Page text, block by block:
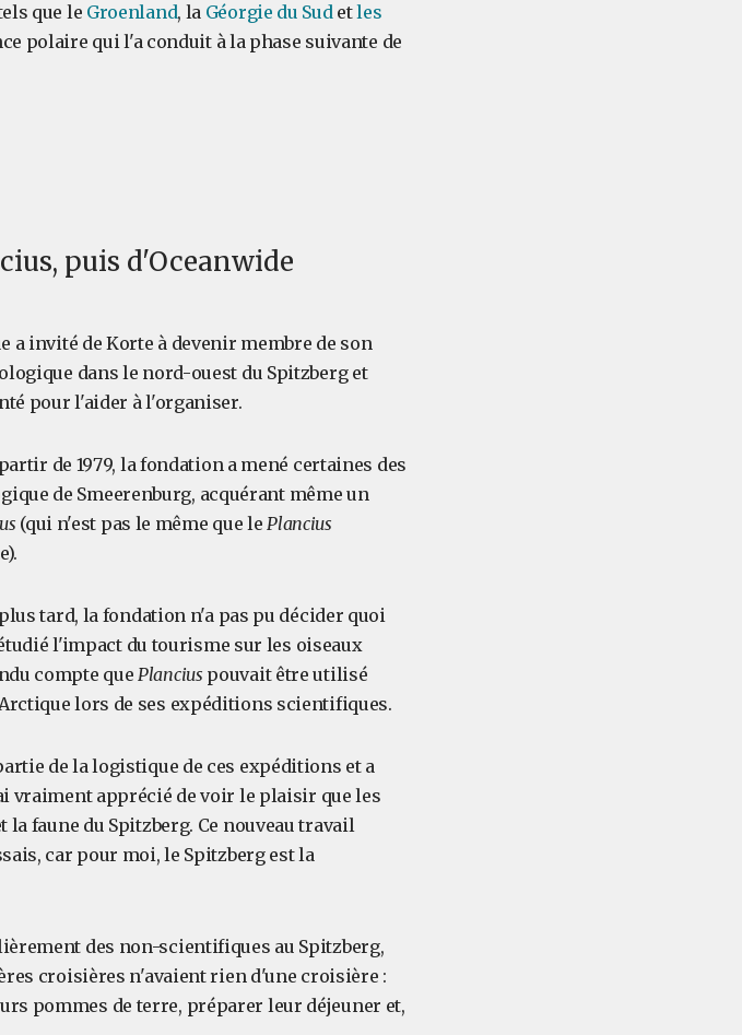
que le Groenland, la Géorgie du Sudetles
polaire qui l'a conduit à la phase suivante de
puis d'Oceanwide
a invité de Korte à devenir membre de son
dans le nord-ouest du Spitzberg et
pour l'aider à l'organiser.
de 1979, la fondation a mené certaines des
de Smeerenburg, acquérant même un
(qui n'est pas le même que lePlancius
tard, la fondation n'a pas pu décider quoi
l'impact du tourisme sur les oiseaux
compte quePlancius pouvait être utilisé
lors de ses expéditions scientifiques.
de la logistique de ces expéditions et a
vraiment apprécié de voir le plaisir que les
faune du Spitzberg. Ce nouveau travail
car pour moi, le Spitzberg est la
des non-scientifiques au Spitzberg,
croisières n'avaient rien d'une croisière :
pommes de terre, préparer leur déjeuner et,